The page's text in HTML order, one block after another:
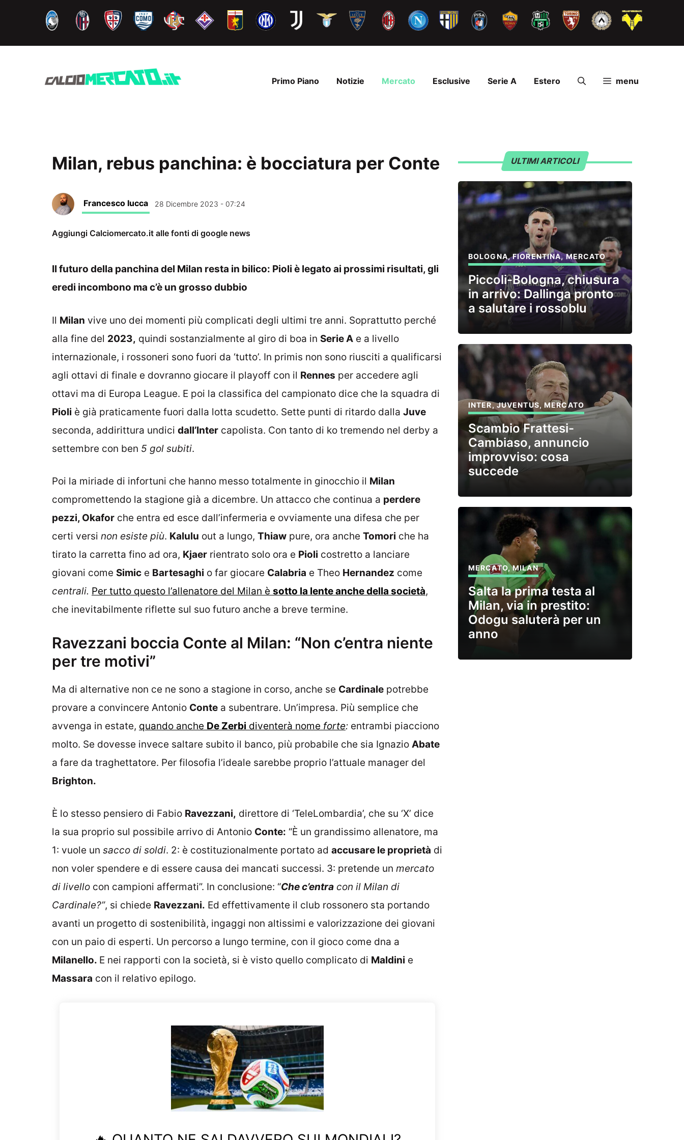
contenuto
Primo Piano Notizie Mercato Esclusive Serie A Estero menu
Milan, rebus panchina: è bocciatura per Conte
Francesco Iucca 28 Dicembre 2023 - 07:24
Aggiungi Calciomercato.it alle fonti di google news
Il futuro della panchina del Milan resta in bilico: Pioli è legato ai prossimi risultati, gli
eredi incombono ma c’è un grosso dubbio
Il Milan vive uno dei momenti più complicati degli ultimi tre anni. Soprattutto perché
alla fine del 2023, quindi sostanzialmente al giro di boa in Serie A e a livello
internazionale, i rossoneri sono fuori da ‘tutto’. In primis non sono riusciti a qualificarsi
agli ottavi di finale e dovranno giocare il playoff con il Rennes per accedere agli
ottavi ma di Europa League. E poi la classifica del campionato dice che la squadra di
Pioli è già praticamente fuori dalla lotta scudetto. Sette punti di ritardo dalla Juve
seconda, addirittura undici dall’Inter capolista. Con tanto di ko tremendo nel derby a
settembre con ben 5 gol subiti.
Poi la miriade di infortuni che hanno messo totalmente in ginocchio il Milan
compromettendo la stagione già a dicembre. Un attacco che continua a perdere
pezzi, Okafor che entra ed esce dall’infermeria e ovviamente una difesa che per
certi versi non esiste più. Kalulu out a lungo, Thiaw pure, ora anche Tomori che ha
tirato la carretta fino ad ora, Kjaer rientrato solo ora e Pioli costretto a lanciare
giovani come Simic e Bartesaghi o far giocare Calabria e Theo Hernandez come
centrali. Per tutto questo l’allenatore del Milan è sotto la lente anche della società,
che inevitabilmente riflette sul suo futuro anche a breve termine.
Ravezzani boccia Conte al Milan: “Non c’entra niente
per tre motivi”
Ma di alternative non ce ne sono a stagione in corso, anche se Cardinale potrebbe
provare a convincere Antonio Conte a subentrare. Un’impresa. Più semplice che
avvenga in estate, quando anche De Zerbi diventerà nome forte: entrambi piacciono
molto. Se dovesse invece saltare subito il banco, più probabile che sia Ignazio Abate
a fare da traghettatore. Per filosofia l’ideale sarebbe proprio l’attuale manager del
Brighton.
È lo stesso pensiero di Fabio Ravezzani, direttore di ‘TeleLombardia’, che su ‘X’ dice
la sua proprio sul possibile arrivo di Antonio Conte: “È un grandissimo allenatore, ma
1: vuole un sacco di soldi. 2: è costituzionalmente portato ad accusare le proprietà di
non voler spendere e di essere causa dei mancati successi. 3: pretende un mercato
di livello con campioni affermati”. In conclusione: “Che c’entra con il Milan di
Cardinale?”, si chiede Ravezzani. Ed effettivamente il club rossonero sta portando
avanti un progetto di sostenibilità, ingaggi non altissimi e valorizzazione dei giovani
con un paio di esperti. Un percorso a lungo termine, con il gioco come dna a
Milanello. E nei rapporti con la società, si è visto quello complicato di Maldini e
Massara con il relativo epilogo.
ULTIMI ARTICOLI
BOLOGNA,FIORENTINA,MERCATO
Piccoli-Bologna, chiusura
in arrivo: Dallinga pronto
a salutare i rossoblu
INTER,JUVENTUS, MERCATO
Scambio Frattesi-
Cambiaso, annuncio
improvviso: cosa
succede
MERCATO,MILAN
Salta la prima testa al
Milan, via in prestito:
Odogu saluterà per un
anno